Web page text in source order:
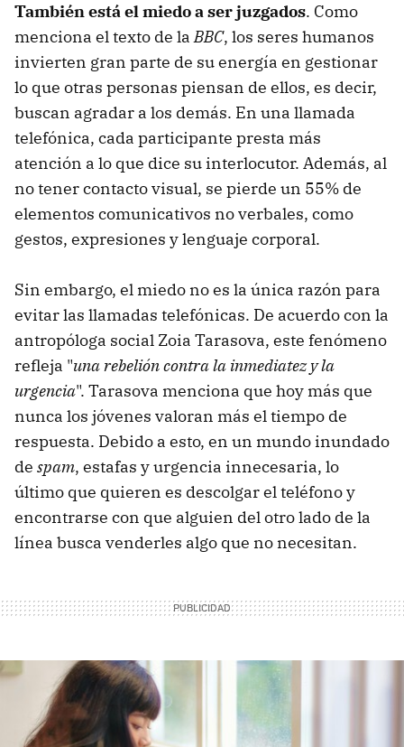
También está el miedo a ser juzgados. Como
menciona el texto de laBBC, los seres humanos
invierten gran parte de su energía en gestionar
lo que otras personas piensan de ellos, es decir,
buscan agradar a los demás. En una llamada
telefónica, cada participante presta más
atención a lo que dice su interlocutor. Además, al
no tener contacto visual, se pierde un 55% de
elementos comunicativos no verbales, como
gestos, expresiones y lenguaje corporal.
Sin embargo, el miedo no es la única razón para
evitar las llamadas telefónicas. De acuerdo con la
antropóloga social Zoia Tarasova, este fenómeno
refleja "una rebelión contra la inmediatez y la
urgencia". Tarasova menciona que hoy más que
nunca los jóvenes valoran más el tiempo de
respuesta. Debido a esto, en un mundo inundado
de spam, estafas y urgencia innecesaria, lo
último que quieren es descolgar el teléfono y
encontrarse con que alguien del otro lado de la
línea busca venderles algo que no necesitan.